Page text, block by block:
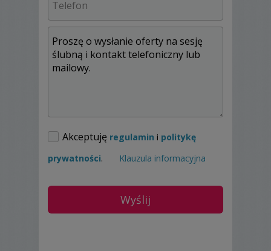
Pakiet STANDARD obejmuje:
Fotoreportaż z uroczystości zaślubin
Fotoreportaż ze składania życzeń
Parze Młodej
Fotoreportaż z przyjęcia weselnego
eleganckim etui
multimedialna zdjęć z podkładem
Akceptuję regulamin i politykę
prywatności. Klauzula informacyjna